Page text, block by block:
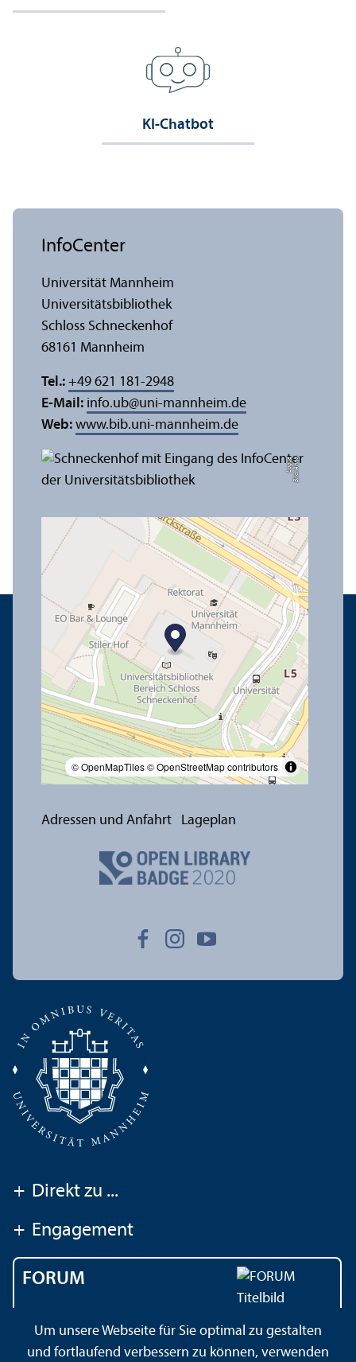
KI-Chatbot
Bil
d:
A
n
n
a
L
o
g
u
e
© OpenMapTiles© OpenStreetMap contributors
InfoCenter
Universität Mannheim
Universitäts­bibliothek
Schloss Schneckenhof
68161 Mannheim
Tel.: +49 621 181-2948
E-Mail: info.ub@uni-mannheim.de
Web: www.bib.uni-mannheim.de
Adressen und Anfahrt Lageplan
+ Direkt zu ...
+ Engagement
FORUM
Universität Mannheim
Um unsere Webseite für Sie optimal zu gestalten
und fortlaufend verbessern zu können, verwenden